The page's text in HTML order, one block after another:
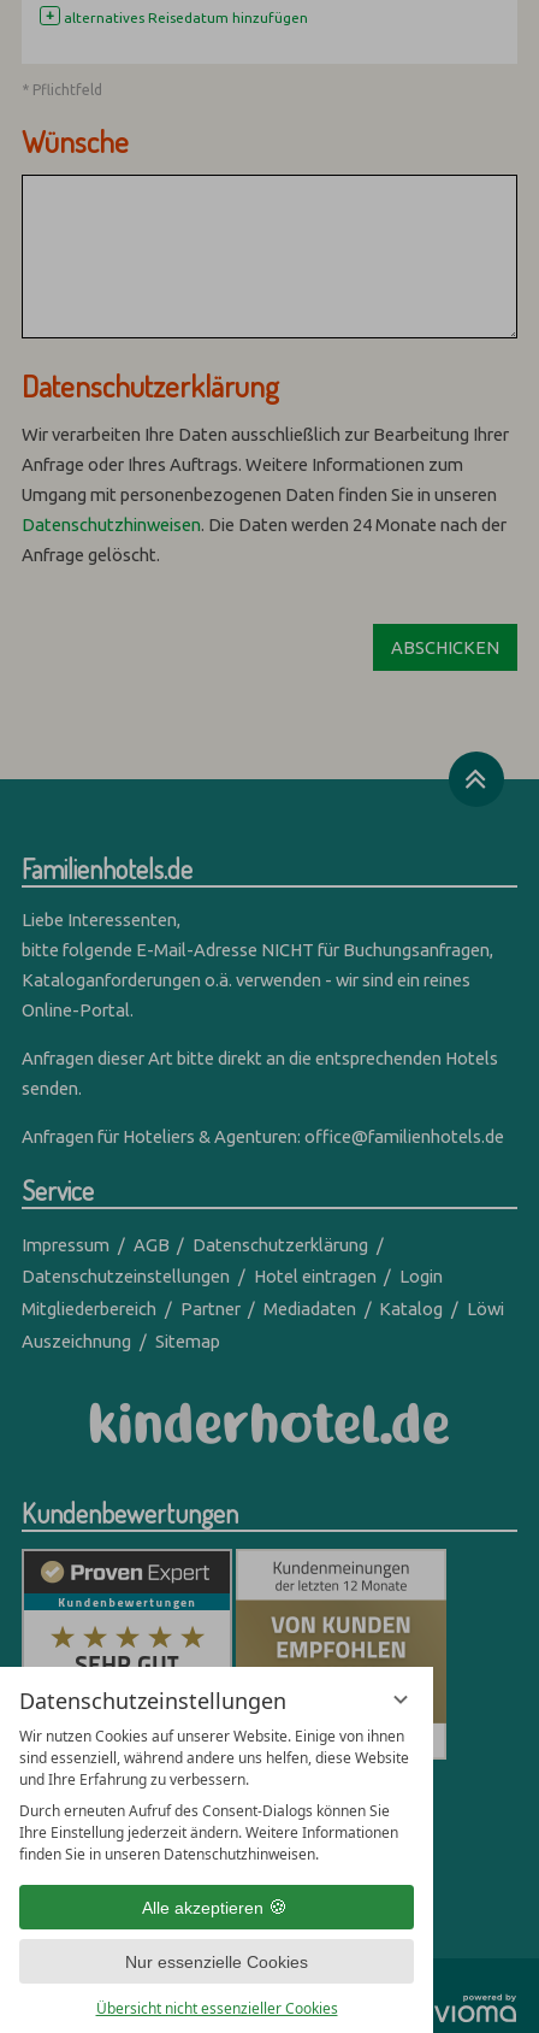
Datenschutzeinstellungen
Wir nutzen Cookies auf unserer Website. Einige von ihnen
sind essenziell, während andere uns helfen, diese Website
und Ihre Erfahrung zu verbessern.
Durch erneuten Aufruf des Consent-Dialogs können Sie
Ihre Einstellung jederzeit ändern. Weitere Informationen
finden Sie in unseren Datenschutzhinweisen.
Alle akzeptieren
Nur essenzielle Cookies
Übersicht nicht essenzieller Cookies
+ alternatives Reisedatum hinzufügen
* Pflichtfeld
Wünsche
Datenschutzerklärung
Wir verarbeiten Ihre Daten ausschließlich zur Bearbeitung Ihrer
Anfrage oder Ihres Auftrags.Weitere Informationen zum
Umgang mit personenbezogenen Daten finden Sie in unseren
Datenschutzhinweisen. Die Daten werden 24 Monate nach der
Anfrage gelöscht.
Familienhotels.de
Liebe Interessenten,
bitte folgende E-Mail-Adresse NICHT für Buchungsanfragen,
Kataloganforderungen o.ä. verwenden - wir sind ein reines
Online-Portal.
Anfragen dieser Art bitte direkt an die entsprechenden Hotels
senden.
Anfragen für Hoteliers & Agenturen:office@familienhotels.de
Service
Impressum AGB
Datenschutzerklärung
Datenschutzeinstellungen
Hotel eintragen
Login
Mitgliederbereich
Partner Mediadaten Katalog
Löwi
Auszeichnung
Sitemap
Kundenbewertungen